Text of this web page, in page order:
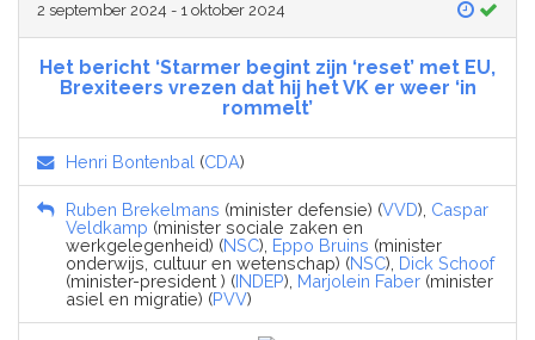
2 september 2024 - 1 oktober 2024
Het bericht ‘Starmer begint zijn ‘reset’ met EU,
Brexiteers vrezen dat hij het VK er weer ‘in
rommelt’
Henri Bontenbal (CDA)
Ruben Brekelmans (minister defensie) (VVD), Caspar
Veldkamp (minister sociale zaken en
werkgelegenheid) (NSC), Eppo Bruins (minister
onderwijs, cultuur en wetenschap) (NSC), Dick Schoof
(minister-president ) (INDEP), Marjolein Faber (minister
asiel en migratie) (PVV)